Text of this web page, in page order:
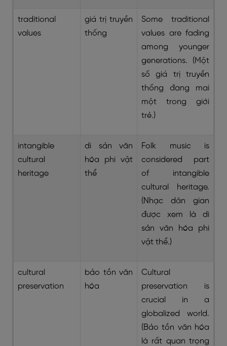
traditional
values
giá trị truyền
thống
Some traditional
values are fading
among younger
generations. (Một
số giá trị truyền
thống đang mai
một trong giới
trẻ.)
intangible
cultural
heritage
di sản văn
hóa phi vật
thể
Folk music is
considered part
of intangible
cultural heritage.
(Nhạc dân gian
được xem là di
sản văn hóa phi
vật thể.)
cultural
preservation
bảo tồn văn
hóa
Cultural
preservation is
crucial in a
globalized world.
(Bảo tồn văn hóa
là rất quan trọng